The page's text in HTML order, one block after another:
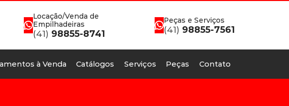
Locação/Venda de
Empilhadeiras
(41) 98855-8741
Peças e Serviços
(41) 98855-7561
à Venda Catálogos Serviços Peças Contato